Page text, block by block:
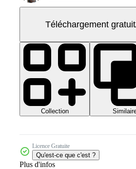
Téléchargement gratuit
Collection
Licence Gratuite
Qu'est-ce que c'est ?
Plus d'infos